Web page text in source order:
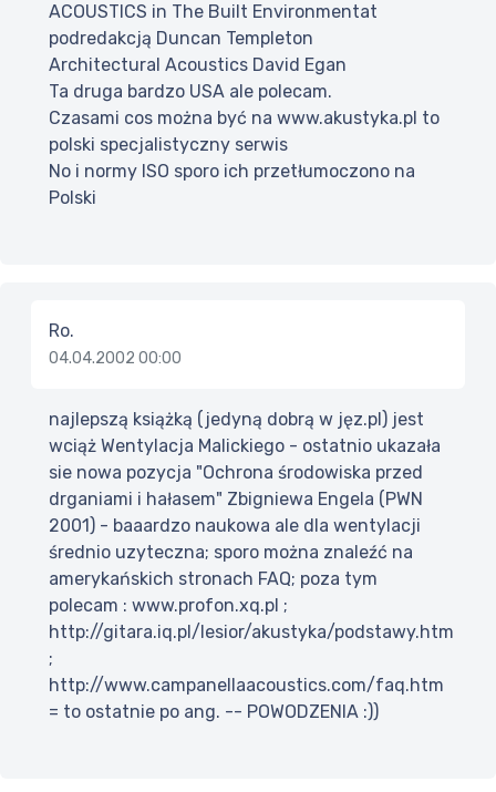
ACOUSTICS in The Built Environmentat
podredakcją Duncan Templeton
Architectural Acoustics David Egan
Ta druga bardzo USA ale polecam.
Czasami cos można być na www.akustyka.pl to
polski specjalistyczny serwis
No i normy ISO sporo ich przetłumoczono na
Polski
Ro.
04.04.2002 00:00
najlepszą książką (jedyną dobrą w jęz.pl) jest
wciąż Wentylacja Malickiego - ostatnio ukazała
sie nowa pozycja "Ochrona środowiska przed
drganiami i hałasem" Zbigniewa Engela (PWN
2001) - baaardzo naukowa ale dla wentylacji
średnio uzyteczna; sporo można znaleźć na
amerykańskich stronach FAQ; poza tym
polecam : www.profon.xq.pl ;
http://gitara.iq.pl/lesior/akustyka/podstawy.htm
;
http://www.campanellaacoustics.com/faq.htm
= to ostatnie po ang. -- POWODZENIA :))